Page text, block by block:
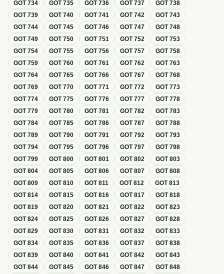
GOT734 GOT735 GOT736 GOT737 GOT738
GOT739 GOT740 GOT741 GOT742 GOT743
GOT744 GOT745 GOT746 GOT747 GOT748
GOT749 GOT750 GOT751 GOT752 GOT753
GOT754 GOT755 GOT756 GOT757 GOT758
GOT759 GOT760 GOT761 GOT762 GOT763
GOT764 GOT765 GOT766 GOT767 GOT768
GOT769 GOT770 GOT771 GOT772 GOT773
GOT774 GOT775 GOT776 GOT777 GOT778
GOT779 GOT780 GOT781 GOT782 GOT783
GOT784 GOT785 GOT786 GOT787 GOT788
GOT789 GOT790 GOT791 GOT792 GOT793
GOT794 GOT795 GOT796 GOT797 GOT798
GOT799 GOT800 GOT801 GOT802 GOT803
GOT804 GOT805 GOT806 GOT807 GOT808
GOT809 GOT810 GOT811 GOT812 GOT813
GOT814 GOT815 GOT816 GOT817 GOT818
GOT819 GOT820 GOT821 GOT822 GOT823
GOT824 GOT825 GOT826 GOT827 GOT828
GOT829 GOT830 GOT831 GOT832 GOT833
GOT834 GOT835 GOT836 GOT837 GOT838
GOT839 GOT840 GOT841 GOT842 GOT843
GOT844 GOT845 GOT846 GOT847 GOT848